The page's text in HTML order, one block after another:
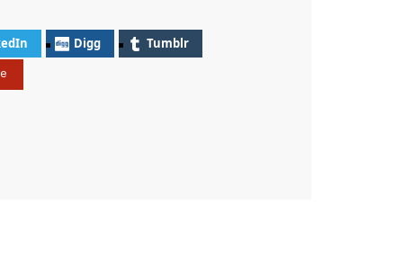
Digg Tumblr